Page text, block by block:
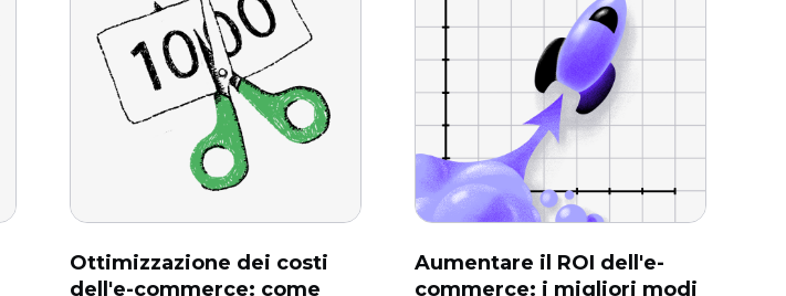
Ottimizzazione dei costi
dell'e-commerce: come
Aumentare il ROI dell'e-
commerce: i migliori modi